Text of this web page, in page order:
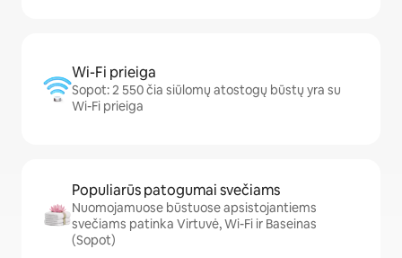
Wi-Fi prieiga
Sopot: 2 550 čia siūlomų atostogų būstų yra su
Wi-Fi prieiga
Populiarūs patogumai svečiams
Nuomojamuose būstuose apsistojantiems
svečiams patinka Virtuvė, Wi-Fi ir Baseinas
(Sopot)